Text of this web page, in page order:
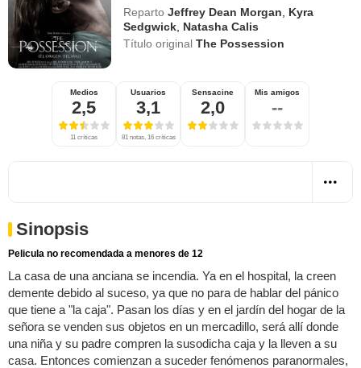
Reparto Jeffrey Dean Morgan
Kyra
Sedgwick Natasha Calis
Título originalThe Possession
Medios
2,5
11 críticas
Usuarios
3,1
81 notas, 16 críticas
Sensacine
2,0
Mis amigos
--
Sinopsis
Pelicula no recomendada a menores de 12
La casa de una anciana se incendia. Ya en el hospital, la creen
demente debido al suceso, ya que no para de hablar del pánico
que tiene a "la caja". Pasan los días y en el jardín del hogar de la
señora se venden sus objetos en un mercadillo, será allí donde
una niña y su padre compren la susodicha caja y la lleven a su
casa. Entonces comienzan a suceder fenómenos paranormales,